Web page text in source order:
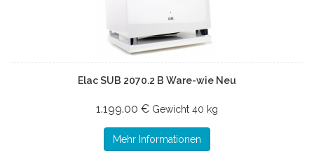
Elac SUB 2070.2 B Ware-wie Neu
1.199.00 € Gewicht 40 kg
Mehr Informationen